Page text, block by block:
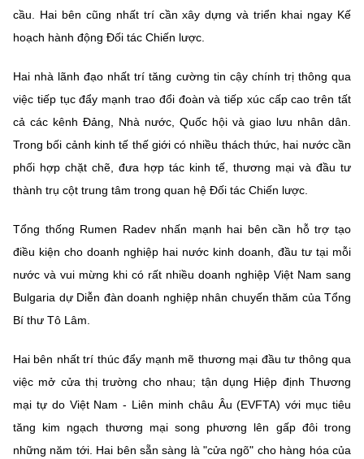
cầu. Hai bên cũng nhất trí cần xây dựng và triển khai ngay Kế
hoạch hành động Đối tác Chiến lược.
Hai nhà lãnh đạo nhất trí tăng cường tin cậy chính trị thông qua
việc tiếp tục đẩy mạnh trao đổi đoàn và tiếp xúc cấp cao trên tất
cả các kênh Đảng, Nhà nước, Quốc hội và giao lưu nhân dân.
Trong bối cảnh kinh tế thế giới có nhiều thách thức, hai nước cần
phối hợp chặt chẽ, đưa hợp tác kinh tế, thương mại và đầu tư
thành trụ cột trung tâm trong quan hệ Đối tác Chiến lược.
Tổng thống Rumen Radev nhấn mạnh hai bên cần hỗ trợ tạo
điều kiện cho doanh nghiệp hai nước kinh doanh, đầu tư tại mỗi
nước và vui mừng khi có rất nhiều doanh nghiệp Việt Nam sang
Bulgaria dự Diễn đàn doanh nghiệp nhân chuyến thăm của Tổng
Bí thư Tô Lâm.
Hai bên nhất trí thúc đẩy mạnh mẽ thương mại đầu tư thông qua
việc mở cửa thị trường cho nhau; tận dụng Hiệp định Thương
mại tự do Việt Nam - Liên minh châu Âu (EVFTA) với mục tiêu
tăng kim ngạch thương mại song phương lên gấp đôi trong
những năm tới. Hai bên sẵn sàng là "cửa ngõ" cho hàng hóa của